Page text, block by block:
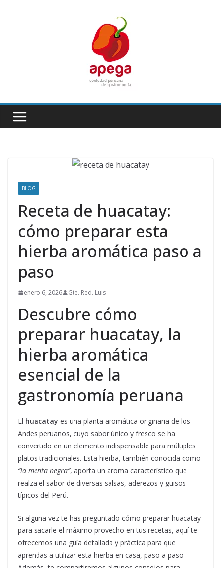
BLOG
Receta de huacatay:
cómo preparar esta
hierba aromática paso a
paso
enero 6, 2026 Gte. Red. Luis
Descubre cómo
preparar huacatay, la
hierba aromática
esencial de la
gastronomía peruana
El huacatay es una planta aromática originaria de los
Andes peruanos, cuyo sabor único y fresco se ha
convertido en un elemento indispensable para múltiples
platos tradicionales. Esta hierba, también conocida como
“la menta negra”, aporta un aroma característico que
realza el sabor de diversas salsas, aderezos y guisos
típicos del Perú.
Si alguna vez te has preguntado cómo preparar huacatay
para sacarle el máximo provecho en tus recetas, aquí te
ofrecemos una guía detallada y práctica para que
aprendas a utilizar esta hierba en casa, paso a paso.